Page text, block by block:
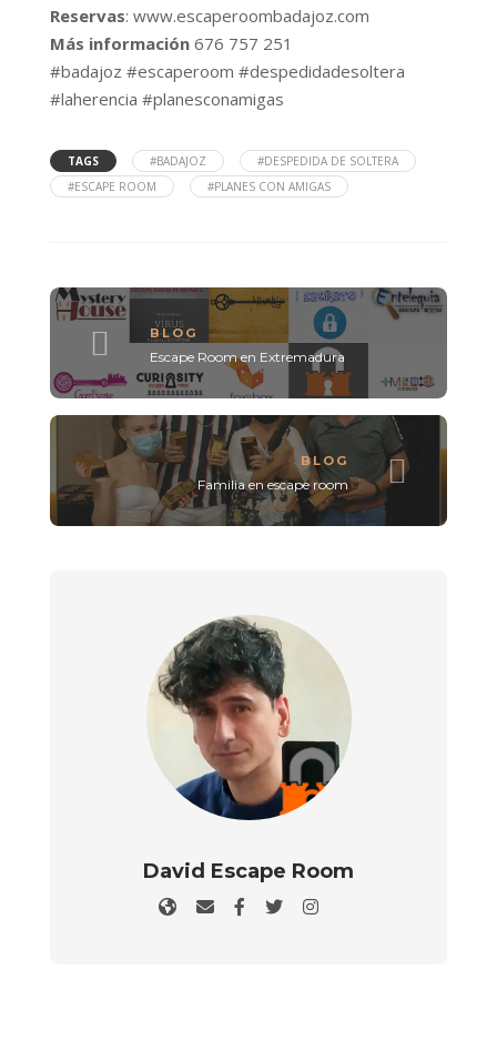
Reservas:‌ ‌‌ www.escaperoombadajoz.com
Más‌ ‌información ‌ ‌676‌ ‌757‌ ‌251‌
#badajoz #escaperoom #despedidadesoltera
#laherencia #planesconamigas
TAGS #BADAJOZ
#DESPEDIDA DE SOLTERA
#ESCAPE ROOM
#PLANES CON AMIGAS
BLOG
Escape Room en Extremadura
BLOG
Familia en escape room
David Escape Room